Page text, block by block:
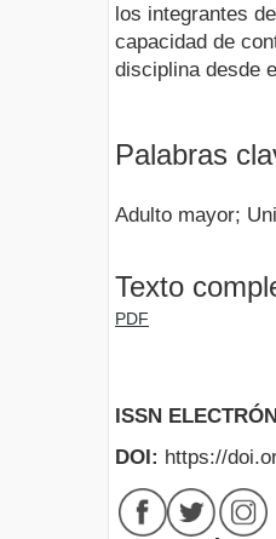
los integrantes
capacidad de
disciplina desde
Palabras
Adulto mayor;
Texto
PDF
ISSN
DOI: https://